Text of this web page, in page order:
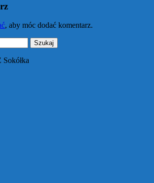
, aby móc dodać komentarz.